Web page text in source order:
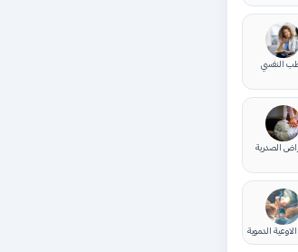
النفسي
الصدرية
الدموية